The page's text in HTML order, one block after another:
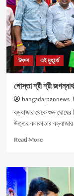
উৎসব এই মুহূর্তে
পোস্তা শ্রী শ্রী
bangadarpannews
বড়বাজার থেকে শুভ ঘোষের
উত্তর কলকাতার বড়বাজার
Read MoreRead
পোস্তা
শ্রী
শ্রী